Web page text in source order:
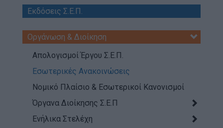
Απολογισμός Έργου
Τι κάνουμε
Προσκοπικό Πρόγραμμα
Μάθηση στην Πράξη
Στόχοι Βιώσιμης Ανάπτυξης
Earth Tribe
Εκδόσεις Σ.Ε.Π.
Οργάνωση & Διοίκηση
Απολογισμοί Έργου Σ.Ε.Π.
Εσωτερικές Ανακοινώσεις
Νομικό Πλαίσιο & Εσωτερικοί Κανονισμοί
Όργανα Διοίκησης Σ.Ε.Π
Ενήλικα Στελέχη